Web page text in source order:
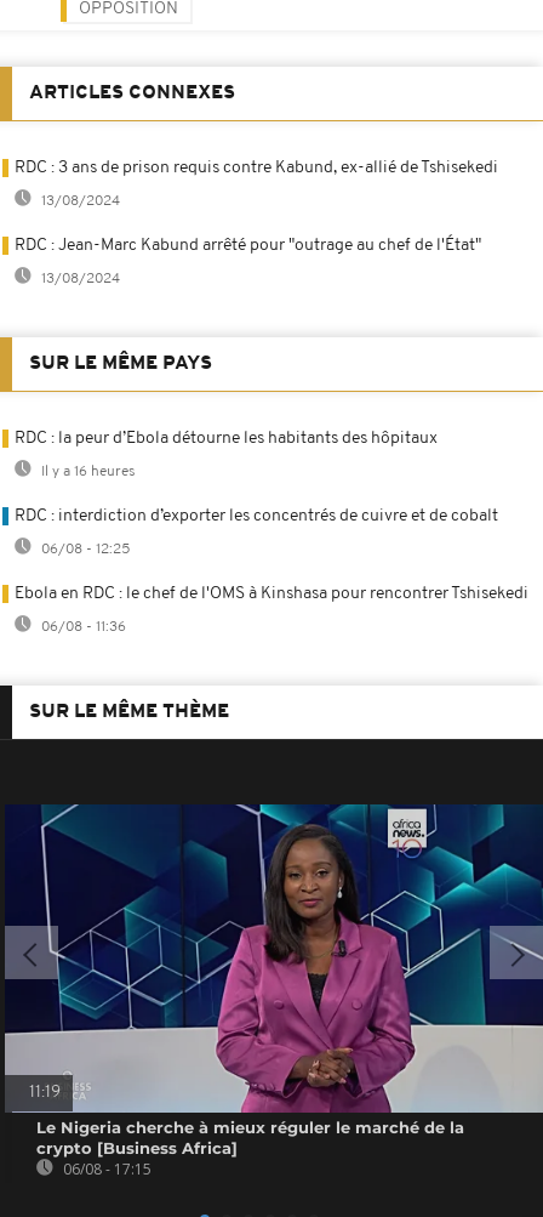
OPPOSITION
ARTICLES CONNEXES
RDC : 3 ans de prison requis contre Kabund, ex-allié de Tshisekedi
13/08/2024
RDC : Jean-Marc Kabund arrêté pour "outrage au chef de l'État"
13/08/2024
SUR LE MÊME PAYS
RDC : la peur d’Ebola détourne les habitants des hôpitaux
Il y a 16 heures
RDC : interdiction d’exporter les concentrés de cuivre et de cobalt
06/08 - 12:25
Ebola en RDC : le chef de l'OMS à Kinshasa pour rencontrer Tshisekedi
06/08 - 11:36
SUR LE MÊME THÈME
11:19
Le Nigeria cherche à mieux réguler le marché de la
crypto [Business Africa]
06/08 - 17:15